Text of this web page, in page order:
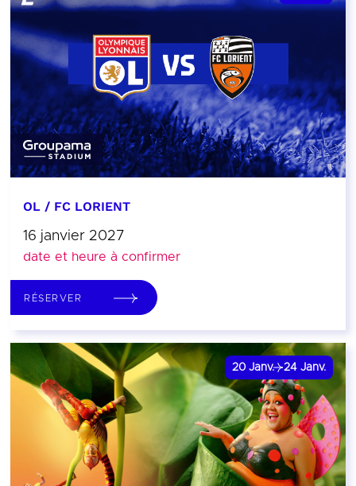
OL / FC LORIENT
16 janvier 2027
date et heure à confirmer
RÉSERVER
20 Janv. 24 Janv.